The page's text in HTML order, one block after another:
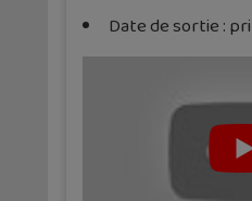
Date de sortie :